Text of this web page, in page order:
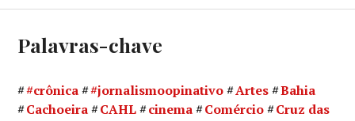
Palavras-chave
#crônica #jornalismoopinativo Artes
Bahia
Cachoeira
CAHL cinema Comércio
Cruz das